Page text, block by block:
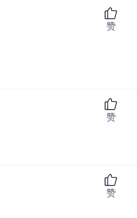
赞
赞
赞